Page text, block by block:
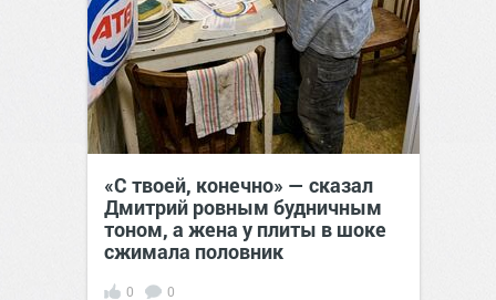
«С твоей, конечно» — сказал
Дмитрий ровным будничным
тоном, а жена у плиты в шоке
сжимала половник
0 0